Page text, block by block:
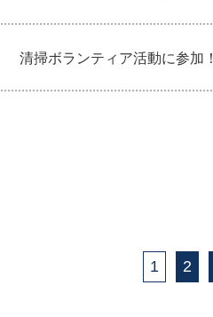
清掃ボランティア活動に参加！
1 2